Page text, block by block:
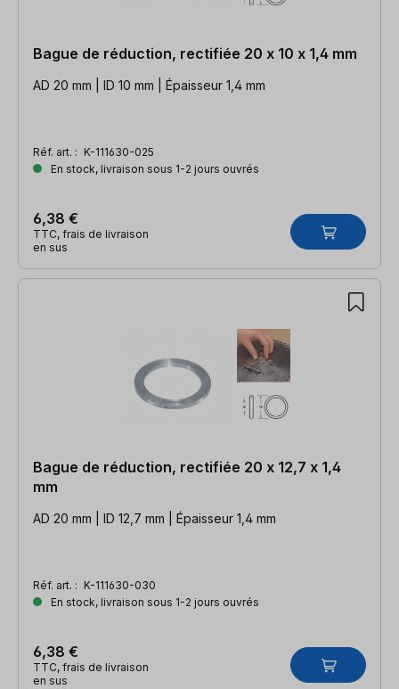
Bague de réduction, rectifiée 20 x 10 x 1,4 mm
AD 20 mm | ID 10 mm | Épaisseur 1,4 mm
Réf. art. : K-111630-025
En stock, livraison sous 1-2 jours ouvrés
6,38 €
TTC, frais de livraison
en sus
Bague de réduction, rectifiée 20 x 12,7 x 1,4
mm
AD 20 mm | ID 12,7 mm | Épaisseur 1,4 mm
Réf. art. : K-111630-030
En stock, livraison sous 1-2 jours ouvrés
6,38 €
TTC, frais de livraison
en sus